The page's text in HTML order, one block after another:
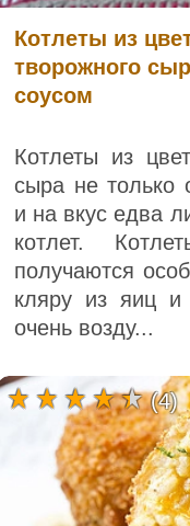
Котлеты из
творожного
соусом
Котлеты из
сыра не только
и на вкус едва
котлет.
получаются
кляру из яиц и
очень возду...
(4)